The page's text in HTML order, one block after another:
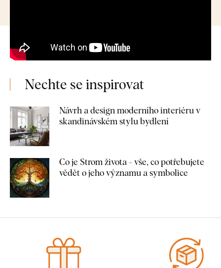
Nechte se inspirovat
Návrh a design moderního interiéru v
skandinávském stylu bydlení
Co je Strom života - vše, co potřebujete
vědět o jeho významu a symbolice